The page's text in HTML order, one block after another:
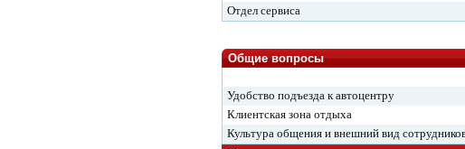
Отдел сервиса
Общие вопросы
Удобство подъезда к автоцентру
Клиентская зона отдыха
Культура общения и внешний вид